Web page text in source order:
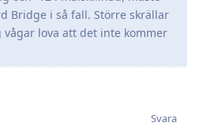
Bridge i så fall. Större skrällar
lova att det inte kommer
Svara